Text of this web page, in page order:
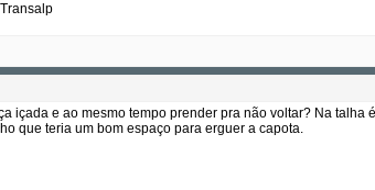
içada e ao mesmo tempo prender pra não voltar? Na
que teria um bom espaço para erguer a capota.